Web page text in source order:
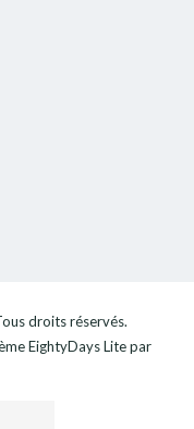
droits réservés.
EightyDays Litepar